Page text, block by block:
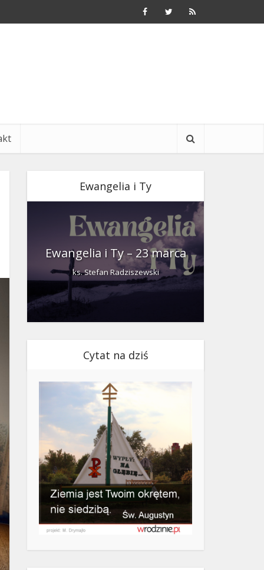
Ewangelia i Ty
Ewangelia i Ty – 23 marca
ks. Stefan Radziszewski
Cytat na dziś